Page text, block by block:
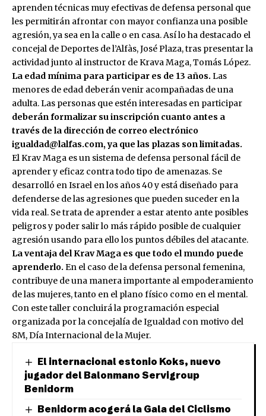
aprenden técnicas muy efectivas de defensa personal que
les permitirán afrontar con mayor confianza una posible
agresión, ya sea en la calle o en casa. Así lo ha destacado el
concejal de Deportes de l’Alfàs, José Plaza, tras presentar la
actividad junto al instructor de Krava Maga, Tomás López.
La edad mínima para participar es de 13 años. Las
menores de edad deberán venir acompañadas de una
adulta. Las personas que estén interesadas en participar
deberán formalizar su inscripción cuanto antes a
través de la dirección de correo electrónico
igualdad@lalfas.com, ya que las plazas son limitadas.
El Krav Maga es un sistema de defensa personal fácil de
aprender y eficaz contra todo tipo de amenazas. Se
desarrolló en Israel en los años 40 y está diseñado para
defenderse de las agresiones que pueden suceder en la
vida real. Se trata de aprender a estar atento ante posibles
peligros y poder salir lo más rápido posible de cualquier
agresión usando para ello los puntos débiles del atacante.
La ventaja del Krav Maga es que todo el mundo puede
aprenderlo. En el caso de la defensa personal femenina,
contribuye de una manera importante al empoderamiento
de las mujeres, tanto en el plano físico como en el mental.
Con este taller concluirá la programación especial
organizada por la concejalía de Igualdad con motivo del
8M, Día Internacional de la Mujer.
El internacional estonio Koks, nuevo
jugador del Balonmano Servigroup
Benidorm
Benidorm acogerá la Gala del Ciclismo